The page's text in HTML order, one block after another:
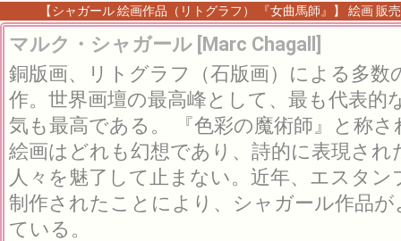
【シャガール 絵画作品（リトグラフ） 『女曲馬師』】 絵画 販
マルク・シャガール [Marc Chagall]
銅版画、リトグラフ（石版画）による多数
作。世界画壇の最高峰として、最も代表的
気も最高である。 『色彩の魔術師』と称
絵画はどれも幻想であり、詩的に表現され
人々を魅了して止まない。近年、エスタン
制作されたことにより、シャガール作品
ている。